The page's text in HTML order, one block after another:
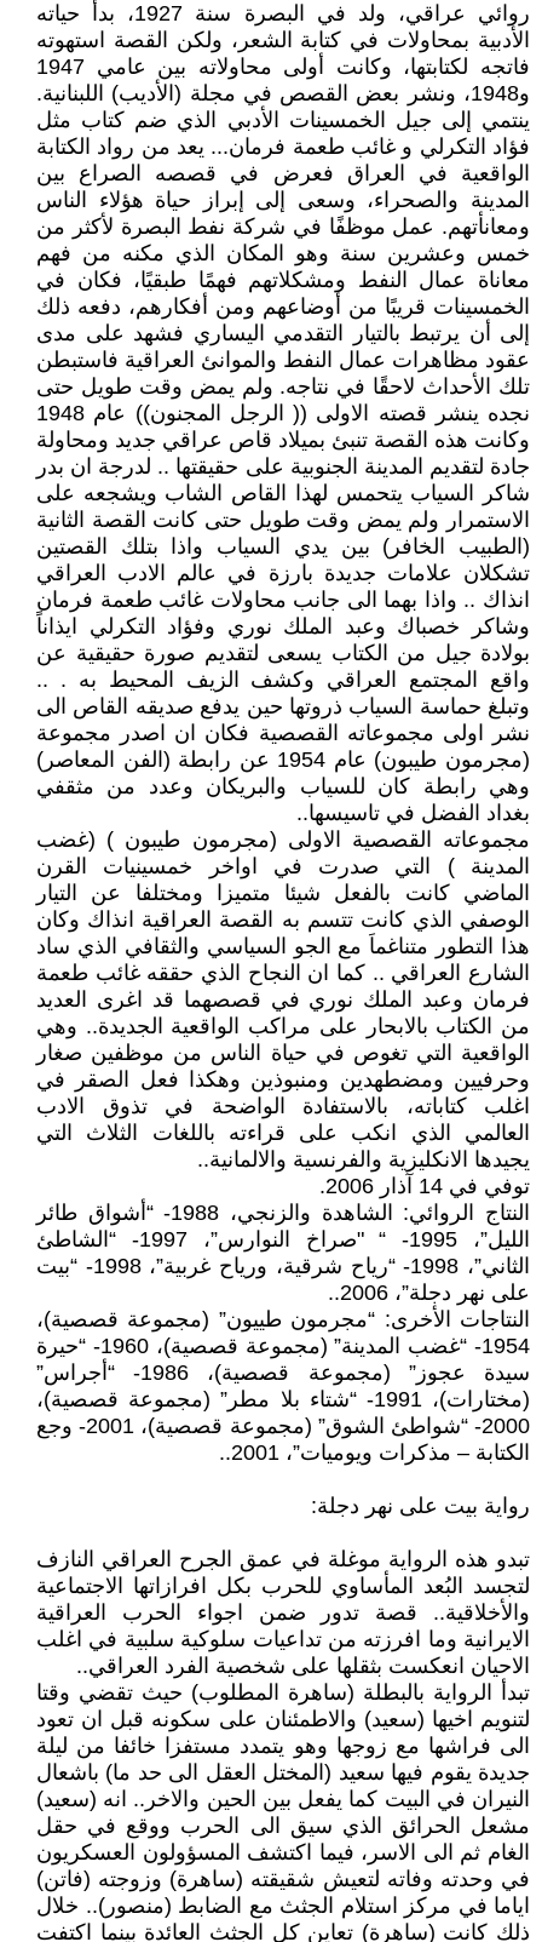
روائي عراقي، ولد في البصرة سنة 1927، بدأ حياته
الأدبية بمحاولات في كتابة الشعر، ولكن القصة استهوته
فاتجه لكتابتها، وكانت أولى محاولاته بين عامي 1947
و1948، ونشر بعض القصص في مجلة (الأديب) اللبنانية.
ينتمي إلى جيل الخمسينات الأدبي الذي ضم كتاب مثل
فؤاد التكرلي و غائب طعمة فرمان... يعد من رواد الكتابة
الواقعية في العراق فعرض في قصصه الصراع بين
المدينة والصحراء، وسعى إلى إبراز حياة هؤلاء الناس
ومعانأتهم. عمل موظفًا في شركة نفط البصرة لأكثر من
خمس وعشرين سنة وهو المكان الذي مكنه من فهم
معاناة عمال النفط ومشكلاتهم فهمًا طبقيًا، فكان في
الخمسينات قريبًا من أوضاعهم ومن أفكارهم، دفعه ذلك
إلى أن يرتبط بالتيار التقدمي اليساري فشهد على مدى
عقود مظاهرات عمال النفط والموانئ العراقية فاستبطن
تلك الأحداث لاحقًا في نتاجه. ولم يمض وقت طويل حتى
نجده ينشر قصته الاولى (( الرجل المجنون)) عام 1948
وكانت هذه القصة تنبئ بميلاد قاص عراقي جديد ومحاولة
جادة لتقديم المدينة الجنوبية على حقيقتها .. لدرجة ان بدر
شاكر السياب يتحمس لهذا القاص الشاب ويشجعه على
الاستمرار ولم يمض وقت طويل حتى كانت القصة الثانية
(الطبيب الخافر) بين يدي السياب واذا بتلك القصتين
تشكلان علامات جديدة بارزة في عالم الادب العراقي
انذاك .. واذا بهما الى جانب محاولات غائب طعمة فرمان
وشاكر خصباك وعبد الملك نوري وفؤاد التكرلي ايذاناً
بولادة جيل من الكتاب يسعى لتقديم صورة حقيقية عن
واقع المجتمع العراقي وكشف الزيف المحيط به . ..
وتبلغ حماسة السياب ذروتها حين يدفع صديقه القاص الى
نشر اولى مجموعاته القصصية فكان ان اصدر مجموعة
(مجرمون طيبون) عام 1954 عن رابطة (الفن المعاصر)
وهي رابطة كان للسياب والبريكان وعدد من مثقفي
بغداد الفضل في تاسيسها..
مجموعاته القصصية الاولى (مجرمون طيبون ) (غضب
المدينة ) التي صدرت في اواخر خمسينيات القرن
الماضي كانت بالفعل شيئا متميزا ومختلفا عن التيار
الوصفي الذي كانت تتسم به القصة العراقية انذاك وكان
هذا التطور متناغماَ مع الجو السياسي والثقافي الذي ساد
الشارع العراقي .. كما ان النجاح الذي حققه غائب طعمة
فرمان وعبد الملك نوري في قصصهما قد اغرى العديد
من الكتاب بالابحار على مراكب الواقعية الجديدة.. وهي
الواقعية التي تغوص في حياة الناس من موظفين صغار
وحرفيين ومضطهدين ومنبوذين وهكذا فعل الصقر في
اغلب كتاباته، بالاستفادة الواضحة في تذوق الادب
العالمي الذي انكب على قراءته باللغات الثلاث التي
يجيدها الانكليزية والفرنسية والالمانية..
توفي في 14 آذار 2006.
النتاج الروائي: الشاهدة والزنجي، 1988- “أشواق طائر
الليل”، 1995- “ "صراخ النوارس”، 1997- “الشاطئ
الثاني”، 1998- “رياح شرقية، ورياح غربية”، 1998- “بيت
على نهر دجلة”، 2006..
النتاجات الأخرى: “مجرمون طييون” (مجموعة قصصية)،
1954- “غضب المدينة” (مجموعة قصصية)، 1960- “حيرة
سيدة عجوز” (مجموعة قصصية)، 1986- “أجراس”
(مختارات)، 1991- “شتاء بلا مطر” (مجموعة قصصية)،
2000- “شواطئ الشوق” (مجموعة قصصية)، 2001- وجع
الكتابة – مذكرات ويوميات”، 2001..
رواية بيت على نهر دجلة:
تبدو هذه الرواية موغلة في عمق الجرح العراقي النازف
لتجسد البُعد المأساوي للحرب بكل افرازاتها الاجتماعية
والأخلاقية.. قصة تدور ضمن اجواء الحرب العراقية
الايرانية وما افرزته من تداعيات سلوكية سلبية في اغلب
الاحيان انعكست بثقلها على شخصية الفرد العراقي..
تبدأ الرواية بالبطلة (ساهرة المطلوب) حيث تقضي وقتا
لتنويم اخيها (سعيد) والاطمئنان على سكونه قبل ان تعود
الى فراشها مع زوجها وهو يتمدد مستفزا خائفا من ليلة
جديدة يقوم فيها سعيد (المختل العقل الى حد ما) باشعال
النيران في البيت كما يفعل بين الحين والاخر.. انه (سعيد)
مشعل الحرائق الذي سيق الى الحرب ووقع في حقل
الغام ثم الى الاسر، فيما اكتشف المسؤولون العسكريون
في وحدته وفاته لتعيش شقيقته (ساهرة) وزوجته (فاتن)
اياما في مركز استلام الجثث مع الضابط (منصور).. خلال
ذلك كانت (ساهرة) تعاين كل الجثث العائدة بينما اكتفت